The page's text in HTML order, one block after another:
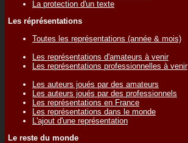
La protection d'un texte
Les réprésentations
Toutes les représentations (année & mois)
Les représentations d'amateurs à venir
Les représentations professionnelles à venir
Les auteurs joués par des amateurs
Les auteurs joués par des professionnels
Les représentations en France
Les représentations dans le monde
L'ajout d'une représentation
Le reste du monde